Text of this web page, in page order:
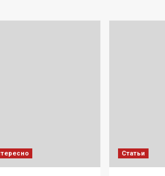
Статьи